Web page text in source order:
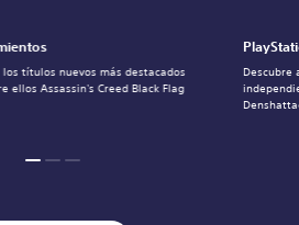
los títulos nuevos más destacados
ellos Assassin's Creed Black Flag
Descubre